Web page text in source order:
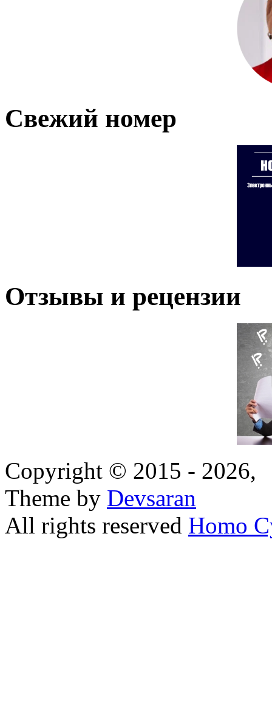
Свежий номер
Отзывы и рецензии
Copyright © 2015 - 2026,
Theme by Devsaran
All rights reserved Homo